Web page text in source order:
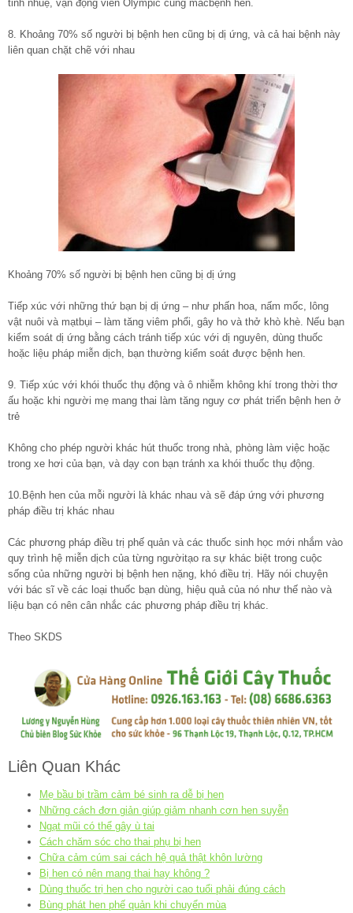
tinh nhuệ, vận động viên Olympic cũng mắcbệnh hen.
8. Khoảng 70% số người bị bệnh hen cũng bị dị ứng, và cả hai bệnh này
liên quan chặt chẽ với nhau
Khoảng 70% số người bị bệnh hen cũng bị dị ứng
Tiếp xúc với những thứ bạn bị dị ứng – như phấn hoa, nấm mốc, lông
vật nuôi và mạtbụi – làm tăng viêm phổi, gây ho và thở khò khè. Nếu bạn
kiểm soát dị ứng bằng cách tránh tiếp xúc với dị nguyên, dùng thuốc
hoặc liệu pháp miễn dịch, bạn thường kiểm soát được bệnh hen.
9. Tiếp xúc với khói thuốc thụ động và ô nhiễm không khí trong thời thơ
ấu hoặc khi người mẹ mang thai làm tăng nguy cơ phát triển bệnh hen ở
trẻ
Không cho phép người khác hút thuốc trong nhà, phòng làm việc hoặc
trong xe hơi của bạn, và dạy con bạn tránh xa khói thuốc thụ động.
10.Bệnh hen của mỗi người là khác nhau và sẽ đáp ứng với phương
pháp điều trị khác nhau
Các phương pháp điều trị phế quản và các thuốc sinh học mới nhắm vào
quy trình hệ miễn dịch của từng ngườitạo ra sự khác biệt trong cuộc
sống của những người bị bệnh hen nặng, khó điều trị. Hãy nói chuyện
với bác sĩ về các loại thuốc bạn dùng, hiệu quả của nó như thế nào và
liệu bạn có nên cân nhắc các phương pháp điều trị khác.
Theo SKDS
Liên Quan Khác
Mẹ bầu bị trầm cảm bé sinh ra dễ bị hen
Những cách đơn giản giúp giảm nhanh cơn hen suyễn
Ngạt mũi có thể gây ù tai
Cách chăm sóc cho thai phụ bị hen
Chữa cảm cúm sai cách hệ quả thật khôn lường
Bị hen có nên mang thai hay không ?
Dùng thuốc trị hen cho người cao tuổi phải đúng cách
Bùng phát hen phế quản khi chuyển mùa